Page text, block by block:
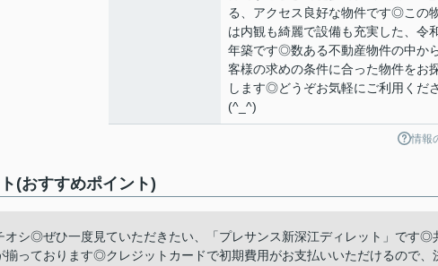
る、アクセス良好な物件です◎この
は内観も綺麗で設備も充実した、令
年築です◎数ある不動産物件の中か
客様の求めの条件に合った物件をお
します◎どうぞお気軽にご利用くだ
(^_^)
情報
(おすすめポイント)
オシ◎ぜひ一度見ていただきたい、「プレサンス新深江ディレット」です◎
揃っております◎クレジットカードで初期費用がお支払いいただけるので、